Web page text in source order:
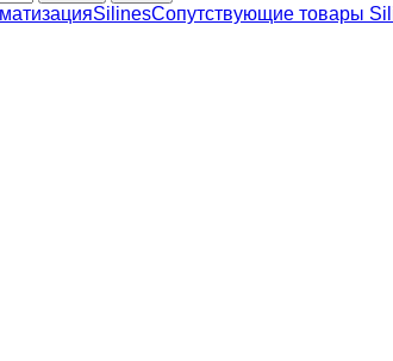
SilinesСопутствующие товары